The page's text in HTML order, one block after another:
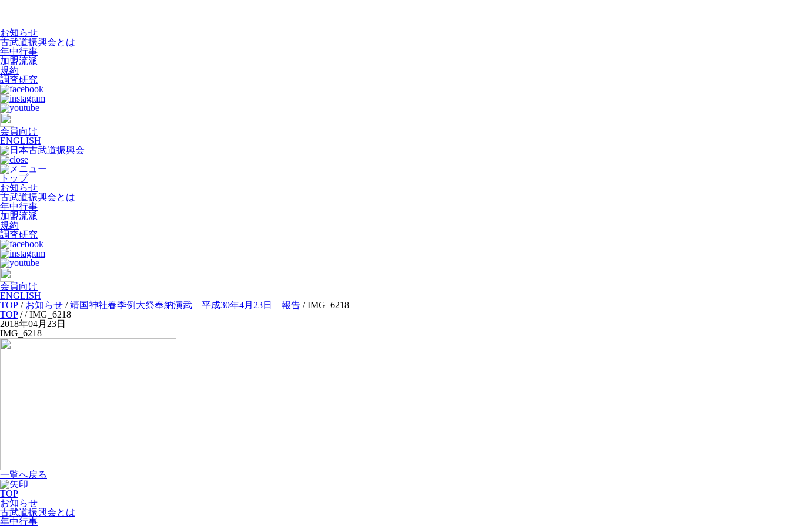
お知らせ
古武道振興会とは
年中行事
加盟流派
規約
調査研究
会員向け
ENGLISH
トップ
お知らせ
古武道振興会とは
年中行事
加盟流派
規約
調査研究
会員向け
ENGLISH
TOP / お知らせ /靖国神社春季例大祭奉納演武 平成30年4月23日 報告 /IMG_6218
TOP// IMG_6218
2018年04月23日
IMG_6218
一覧へ戻る
TOP
お知らせ
古武道振興会とは
年中行事